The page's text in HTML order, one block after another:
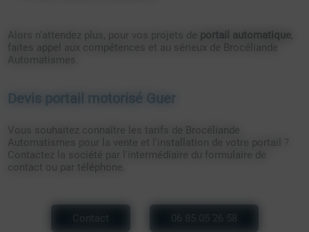
Alors n'attendez plus, pour vos projets de portail automatique,
faites appel aux compétences et au sérieux de Brocéliande
Automatismes.
Devis portail motorisé Guer
Vous souhaitez connaître les tarifs de Brocéliande
Automatismes pour la vente et l'installation de votre portail ?
Contactez la société par l'intermédiaire du formulaire de
contact ou par téléphone.